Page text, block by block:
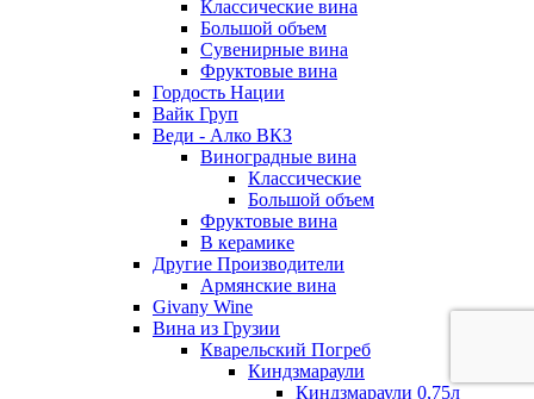
Классические вина
Большой объем
Сувенирные вина
Фруктовые вина
Гордость Нации
Вайк Груп
Веди - Алко ВКЗ
Виноградные вина
Классические
Большой объем
Фруктовые вина
В керамике
Другие Производители
Армянские вина
Givany Wine
Вина из Грузии
Кварельский Погреб
Киндзмараули
Киндзмараули 0,75л